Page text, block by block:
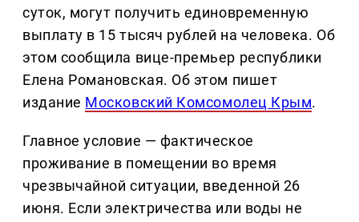
суток, могут получить единовременную
выплату в 15 тысяч рублей на человека. Об
этом сообщила вице-премьер республики
Елена Романовская. Об этом пишет
издание Московский Комсомолец Крым.
Главное условие — фактическое
проживание в помещении во время
чрезвычайной ситуации, введенной 26
июня. Если электричества или воды не